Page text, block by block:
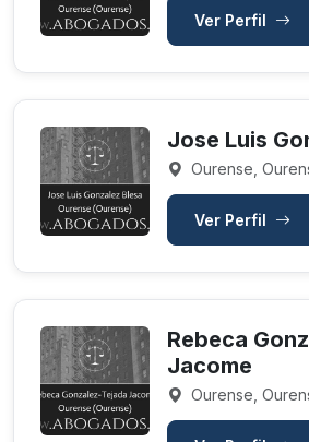
Ver Perfil
Jose Luis
Ourense,
Ver Perfil
Rebeca
Jacome
Ourense,